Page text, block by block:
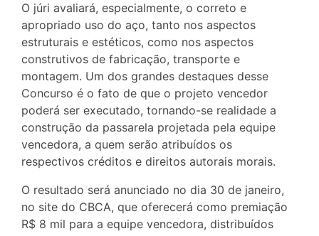
O júri avaliará, especialmente, o correto e
apropriado uso do aço, tanto nos aspectos
estruturais e estéticos, como nos aspectos
construtivos de fabricação, transporte e
montagem. Um dos grandes destaques desse
Concurso é o fato de que o projeto vencedor
poderá ser executado, tornando-se realidade a
construção da passarela projetada pela equipe
vencedora, a quem serão atribuídos os
respectivos créditos e direitos autorais morais.
O resultado será anunciado no dia 30 de janeiro,
no site do CBCA, que oferecerá como premiação
R$ 8 mil para a equipe vencedora, distribuídos